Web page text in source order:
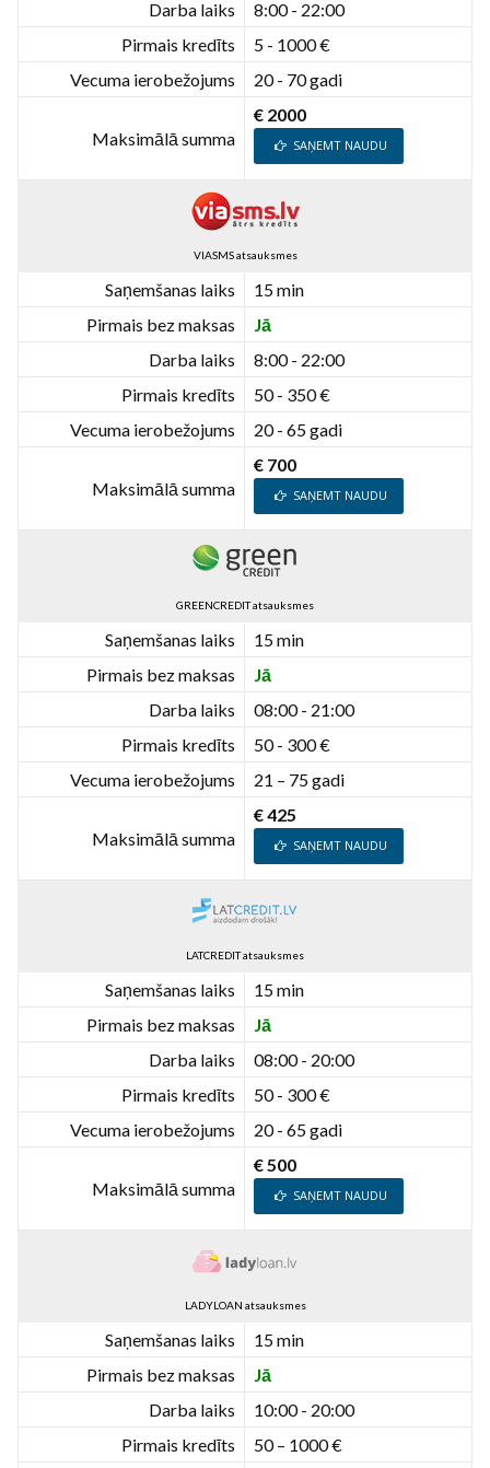
Darba laiks
8:00 - 22:00
Pirmais kredīts
5 - 1000 €
Vecuma ierobežojums
20 - 70 gadi
Maksimālā summa
€ 2000
SAŅEMT NAUDU
VIASMS atsauksmes
Saņemšanas laiks
15 min
Pirmais bez maksas
Jā
Darba laiks
8:00 - 22:00
Pirmais kredīts
50 - 350 €
Vecuma ierobežojums
20 - 65 gadi
Maksimālā summa
€ 700
SAŅEMT NAUDU
GREENCREDIT atsauksmes
Saņemšanas laiks
15 min
Pirmais bez maksas
Jā
Darba laiks
08:00 - 21:00
Pirmais kredīts
50 - 300 €
Vecuma ierobežojums
21 – 75 gadi
Maksimālā summa
€ 425
SAŅEMT NAUDU
LATCREDIT atsauksmes
Saņemšanas laiks
15 min
Pirmais bez maksas
Jā
Darba laiks
08:00 - 20:00
Pirmais kredīts
50 - 300 €
Vecuma ierobežojums
20 - 65 gadi
Maksimālā summa
€ 500
SAŅEMT NAUDU
LADYLOAN atsauksmes
Saņemšanas laiks
15 min
Pirmais bez maksas
Jā
Darba laiks
10:00 - 20:00
Pirmais kredīts
50 – 1000 €